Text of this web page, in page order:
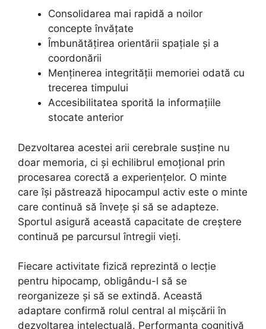
Consolidarea mai rapidă a noilor
concepte învățate
Îmbunătățirea orientării spațiale și a
coordonării
Menținerea integrității memoriei odată cu
trecerea timpului
Accesibilitatea sporită la informațiile
stocate anterior
Dezvoltarea acestei arii cerebrale susține nu
doar memoria, ci și echilibrul emoțional prin
procesarea corectă a experiențelor. O minte
care își păstrează hipocampul activ este o minte
care continuă să învețe și să se adapteze.
Sportul asigură această capacitate de creștere
continuă pe parcursul întregii vieți.
Fiecare activitate fizică reprezintă o lecție
pentru hipocamp, obligându-l să se
reorganizeze și să se extindă. Această
adaptare confirmă rolul central al mișcării în
dezvoltarea intelectuală. Performanța cognitivă